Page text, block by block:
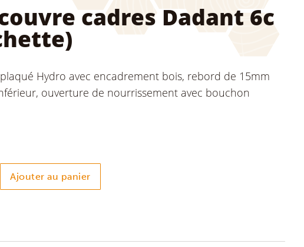
cadres Dadant 6c
Hydro avec encadrement bois, rebord de 15mm
ouverture de nourrissement avec bouchon
Ajouter au panier